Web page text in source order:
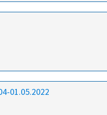
01.05.2022